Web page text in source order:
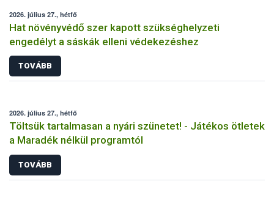
2026. július 27., hétfő
Hat növényvédő szer kapott szükséghelyzeti
engedélyt a sáskák elleni védekezéshez
TOVÁBB
2026. július 27., hétfő
Töltsük tartalmasan a nyári szünetet! - Játékos ötletek
a Maradék nélkül programtól
TOVÁBB